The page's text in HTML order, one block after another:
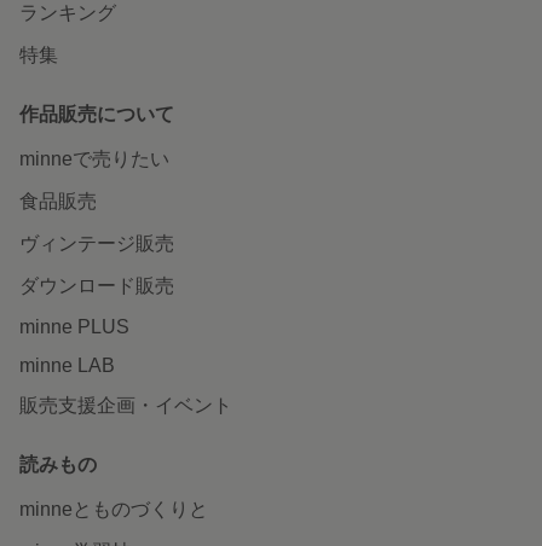
ランキング
特集
作品販売について
minneで売りたい
食品販売
ヴィンテージ販売
ダウンロード販売
minne PLUS
minne LAB
販売支援企画・イベント
読みもの
minneとものづくりと